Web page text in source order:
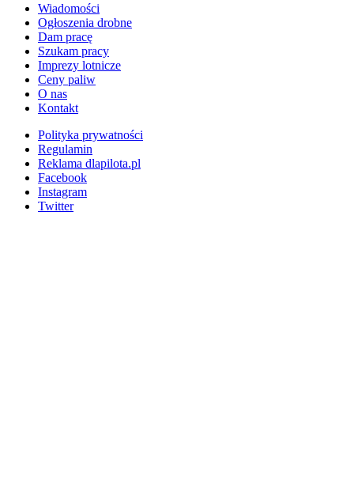
Wiadomości
Ogłoszenia drobne
Dam pracę
Szukam pracy
Imprezy lotnicze
Ceny paliw
O nas
Kontakt
Polityka prywatności
Regulamin
Reklama dlapilota.pl
Facebook
Instagram
Twitter